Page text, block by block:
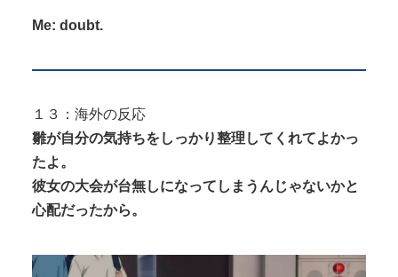
Me: doubt.
１３：海外の反応
雛が自分の気持ちをしっかり整理してくれてよかっ
たよ。
彼女の大会が台無しになってしまうんじゃないかと
心配だったから。